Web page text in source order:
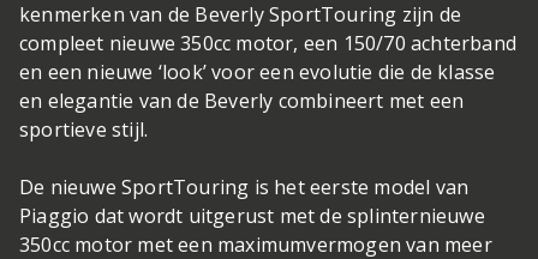
kenmerken van de Beverly SportTouring zijn de
compleet nieuwe 350cc motor, een 150/70 achterband
en een nieuwe ‘look’ voor een evolutie die de klasse
en elegantie van de Beverly combineert met een
sportieve stijl.
De nieuwe SportTouring is het eerste model van
Piaggio dat wordt uitgerust met de splinternieuwe
350cc motor met een maximumvermogen van meer